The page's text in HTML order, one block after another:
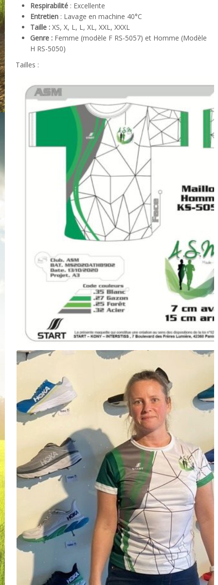
Respirabilité : Excellente
Entretien : Lavage en machine 40°C
Taille : XS, X, L, L, XL, XXL, XXXL
Genre : Femme (modèle F RS-5057) et Homme (Modèle
H RS-5050)
Tailles :